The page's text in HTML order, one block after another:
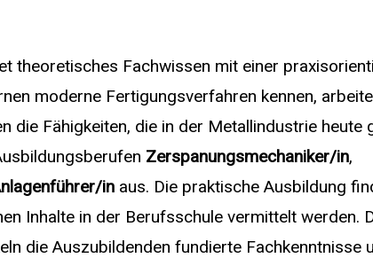
theoretisches Fachwissen mit einer
moderne Fertigungsverfahren kennen,
die Fähigkeiten, die in der Metallindustrie heute
Zerspanungsmechaniker/in,
in aus. Die praktische Ausbildung
Inhalte in der Berufsschule vermittelt werden.
die Auszubildenden fundierte Fachkenntnisse